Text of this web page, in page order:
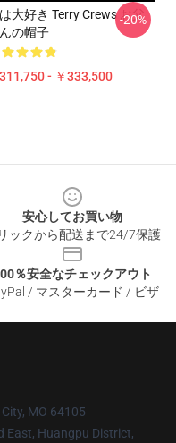
大好き Terry Crews お父
の帽子
- ￥333,500
-20%
安心してお買い物
ックから配送まで24/7保護
％安全なチェックアウト
/ マスターカード / ビザ
MO 64105
East, Huangpu District,